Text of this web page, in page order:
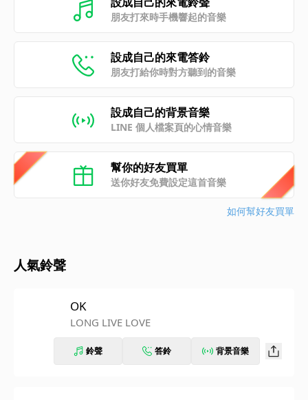
朋友打來時手機響起的音樂
設成自己的來電答鈴
朋友打給你時對方聽到的音樂
設成自己的背景音樂
LINE 個人檔案頁的心情音樂
幫你的好友買單
送你好友免費設定這首音樂
如何幫好友買單
人氣鈴聲
OK
LONG LIVE LOVE
鈴聲 答鈴 背景音樂